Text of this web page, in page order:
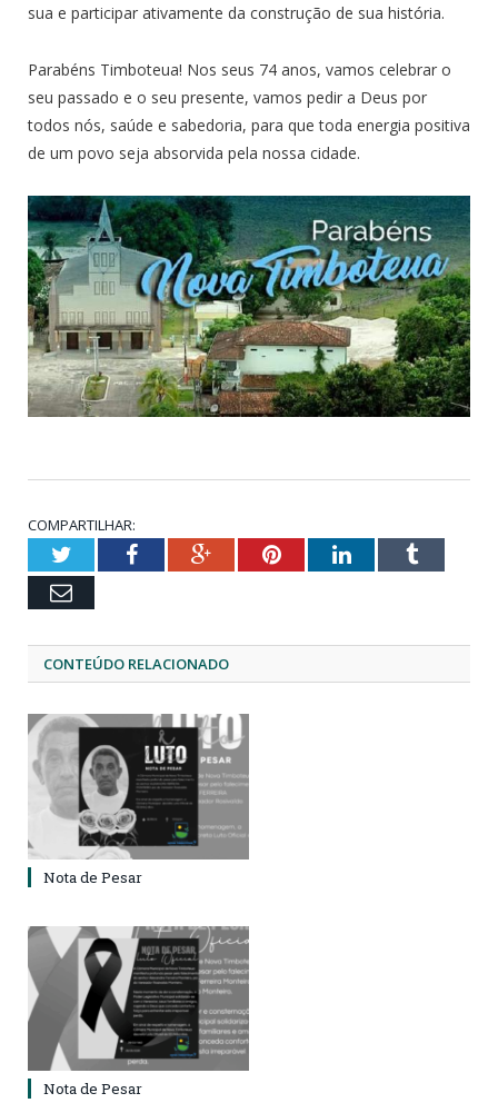
sua e participar ativamente da construção de sua história.
Parabéns Timboteua! Nos seus 74 anos, vamos celebrar o
seu passado e o seu presente, vamos pedir a Deus por
todos nós, saúde e sabedoria, para que toda energia positiva
de um povo seja absorvida pela nossa cidade.
COMPARTILHAR:
TwitterFacebookGoogle+PinterestLinkedInTumblr
Email
CONTEÚDO RELACIONADO
Nota de Pesar
Nota de Pesar